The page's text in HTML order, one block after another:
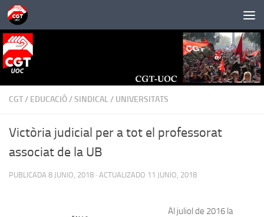
Saltar al contenido
CGT/ EDUCACIÓ/SINDICAL/ UNIVERSITATS
Victòria judicial per a tot el professorat
associat de la UB
PUBLICADA 8 JUNIO, 2018 · ACTUALIZADO 11 JUNIO, 2018
Al juliol de 2016 la